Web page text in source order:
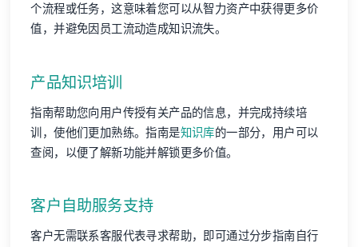
个流程或任务，这意味着您可以从智力资产中获得更多价
值，并避免因员工流动造成知识流失。
产品知识培训
指南帮助您向用户传授有关产品的信息，并完成持续培
训，使他们更加熟练。指南是知识库的一部分，用户可以
查阅，以便了解新功能并解锁更多价值。
客户自助服务支持
客户无需联系客服代表寻求帮助，即可通过分步指南自行